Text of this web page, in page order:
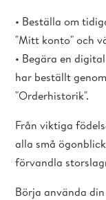
• Beställa om
"Mitt konto" och
• Begära en
har beställt
"Orderhistorik".
Från viktiga
alla små
förvandla
Börja använda